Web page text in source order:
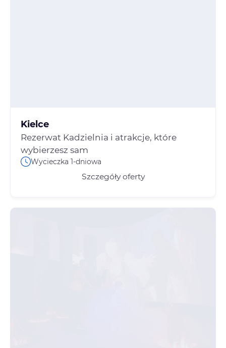
Rezerwat Kadzielnia i atrakcje, które
wybierzesz sam
Wycieczka 1-dniowa
Szczegóły oferty